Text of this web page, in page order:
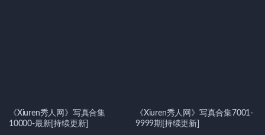
《Xiuren秀人网》写真合集
10000-最新[持续更新]
《Xiuren秀人网》写真合集7001-
9999期[持续更新]